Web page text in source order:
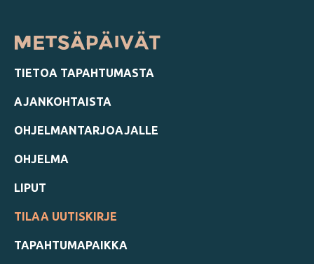
TIETOA TAPAHTUMASTA
AJANKOHTAISTA
OHJELMANTARJOAJALLE
OHJELMA
LIPUT
TILAA UUTISKIRJE
TAPAHTUMAPAIKKA